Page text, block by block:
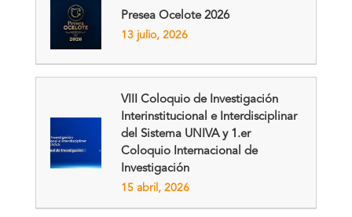
Presea Ocelote 2026
13 julio, 2026
VIII Coloquio de Investigación
Interinstitucional e Interdisciplinar
del Sistema UNIVA y 1.er
Coloquio Internacional de
Investigación
15 abril, 2026